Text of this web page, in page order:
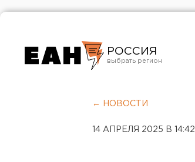
РОССИЯ
Челябинск
← НОВОСТИ
14 АПРЕЛЯ 2025 В 14:42